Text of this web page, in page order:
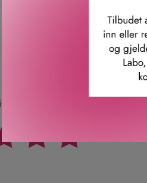
omtaler.